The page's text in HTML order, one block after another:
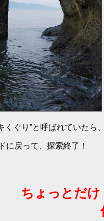
ぐり”と呼ばれていたら
に戻って、探索終了！
ちょっとだ